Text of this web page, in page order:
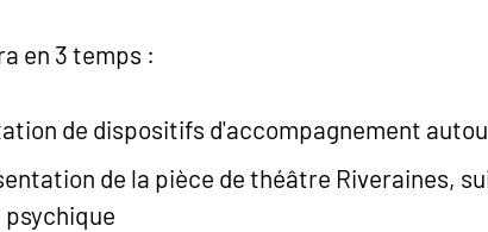
en 3 temps :
de dispositifs d'accompagnement
de la pièce de théâtre Riveraines,
psychique